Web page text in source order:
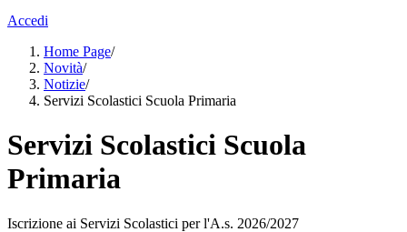
Accedi
Home Page/
Novità/
Notizie/
Servizi Scolastici Scuola Primaria
Servizi Scolastici Scuola
Primaria
Iscrizione ai Servizi Scolastici per l'A.s. 2026/2027